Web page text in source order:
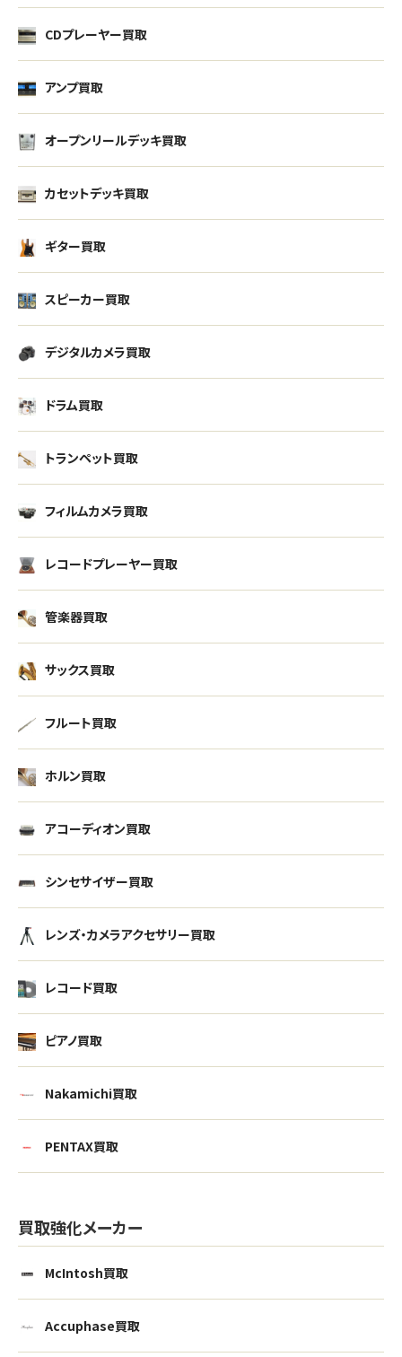
CDプレーヤー買取
アンプ買取
オープンリールデッキ買取
カセットデッキ買取
ギター買取
スピーカー買取
デジタルカメラ買取
ドラム買取
トランペット買取
フィルムカメラ買取
レコードプレーヤー買取
管楽器買取
サックス買取
フルート買取
ホルン買取
アコーディオン買取
シンセサイザー買取
レンズ・カメラアクセサリー買取
レコード買取
ピアノ買取
Nakamichi買取
PENTAX買取
買取強化メーカー
McIntosh買取
Accuphase買取